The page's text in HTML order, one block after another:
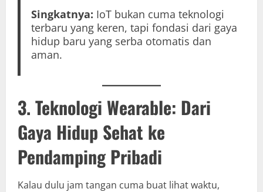
Singkatnya: IoT bukan cuma teknologi
terbaru yang keren, tapi fondasi dari gaya
hidup baru yang serba otomatis dan
aman.
3. Teknologi Wearable: Dari
Gaya Hidup Sehat ke
Pendamping Pribadi
Kalau dulu jam tangan cuma buat lihat waktu,